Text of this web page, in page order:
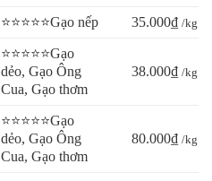
⭐⭐⭐⭐⭐Gạo nếp 35.000₫ /kg
⭐⭐⭐⭐⭐Gạo
dẻo, Gạo Ông
Cua, Gạo thơm
38.000₫ /kg
⭐⭐⭐⭐⭐Gạo
dẻo, Gạo Ông
Cua, Gạo thơm
80.000₫ /kg